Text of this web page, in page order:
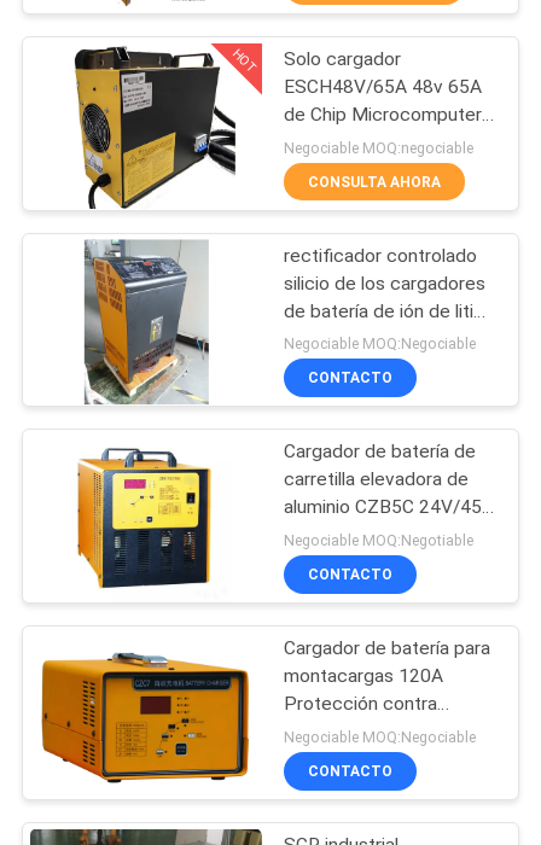
CONTROL
CALIDAD
CONTACTO
NOTICIAS
MAPA
SITIO
POLÍTICA
PRIVACIDAD
Cargador de batería
de carretilla
69
Conector de batería
de la carretilla
elevadora
27
Máquina de la
prensa del
neumático de la
carretilla elevadora
49
HOT
Solo cargador
ESCH48V/65A 48v 65A
de Chip Microcomputer
High Frequency Battery
Negociable MOQ:negociable
CONSULTA AHORA
rectificador controlado
silicio de los cargadores
de batería de ión de litio
de la carretilla elevadora
de 100A 48V
Negociable MOQ:Negociable
CONTACTO
Cargador de batería de
carretilla elevadora de
aluminio CZB5C 24V/45A
con ventilador de
enfriamiento silencioso
Negociable MOQ:Negotiable
CONTACTO
Cargador de batería para
montacargas 120A
Protección contra
sobrecarga de 48 voltios
Negociable MOQ:Negociable
CONTACTO